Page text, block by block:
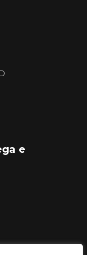
e